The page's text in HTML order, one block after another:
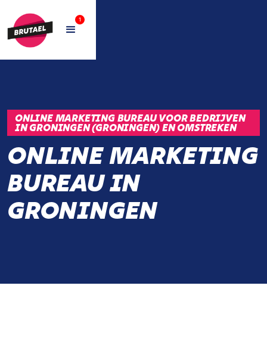
1
ONLINE MARKETING BUREAU VOOR BEDRIJVEN
IN GRONINGEN (GRONINGEN) EN OMSTREKEN
ONLINE MARKETING
BUREAU IN
GRONINGEN